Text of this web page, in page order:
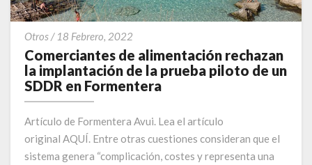
Otros/ 18 Febrero, 2022
de
alimentación
rechazan
de
la
prueba
Comerciantes de alimentación rechazan
la implantación de la prueba piloto de un
SDDR en Formentera
Artículo de Formentera Avui. Lea el artículo
original AQUÍ. Entre otras cuestiones consideran que el
sistema genera “complicación, costes y representa una